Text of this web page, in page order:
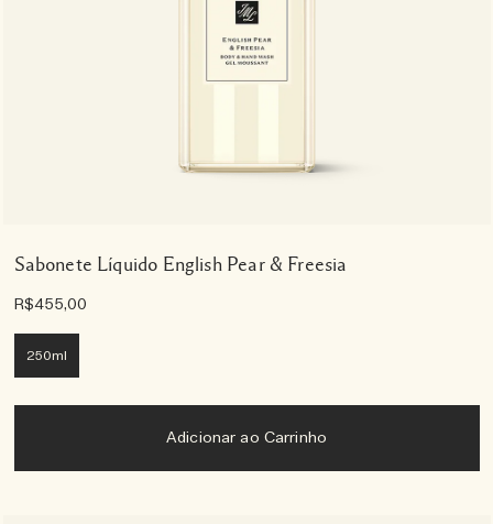
Sabonete Líquido English Pear & Freesia
R$455,00
250ml
Adicionar ao Carrinho